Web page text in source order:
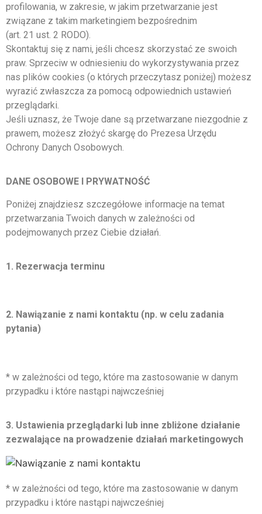
profilowania, w zakresie, w jakim przetwarzanie jest
związane z takim marketingiem bezpośrednim
(art. 21 ust. 2 RODO).
Skontaktuj się z nami, jeśli chcesz skorzystać ze swoich
praw. Sprzeciw w odniesieniu do wykorzystywania przez
nas plików cookies (o których przeczytasz poniżej) możesz
wyrazić zwłaszcza za pomocą odpowiednich ustawień
przeglądarki.
Jeśli uznasz, że Twoje dane są przetwarzane niezgodnie z
prawem, możesz złożyć skargę do Prezesa Urzędu
Ochrony Danych Osobowych.
DANE OSOBOWE I PRYWATNOŚĆ
Poniżej znajdziesz szczegółowe informacje na temat
przetwarzania Twoich danych w zależności od
podejmowanych przez Ciebie działań.
1. Rezerwacja terminu
2. Nawiązanie z nami kontaktu (np. w celu zadania
pytania)
* w zależności od tego, które ma zastosowanie w danym
przypadku i które nastąpi najwcześniej
3. Ustawienia przeglądarki lub inne zbliżone działanie
zezwalające na prowadzenie działań marketingowych
* w zależności od tego, które ma zastosowanie w danym
przypadku i które nastąpi najwcześniej